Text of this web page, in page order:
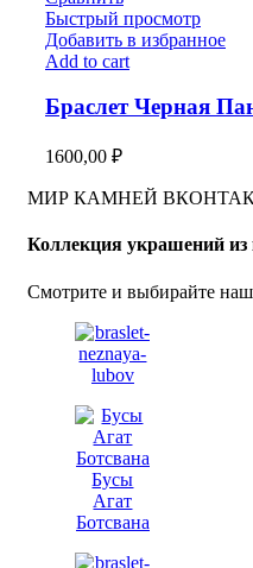
Быстрый просмотр
Добавить в избранное
Add to cart
Браслет Черная
1600,00 ₽
МИР КАМНЕЙ
Коллекция украшений из
Смотрите и выбирайте
Бусы
Агат
Ботсвана